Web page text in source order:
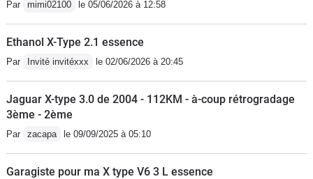
grincements de mobiliers niveau
garnitures de portes qui sont aléatoires
et qui devraient être inexistants dans
une Jaguar.Pas bcp de rangements
Pas de ventilation en partie arrière (
compartiment passagers arrières )Je
aussi et l'un avait 250 000 km et tiré
des charges en remorque et l'autre
320 000 Km alors je me dis la mienne
est à peine rodé. Attention bientôt
Collector
Par mimi02100 le 05/06/2026 à 12:58
Ethanol X-Type 2.1 essence
Par Invité invitéxxx le 02/06/2026 à 20:45
Jaguar X-type 3.0 de 2004 - 112KM - à-coup rétrogradage
3ème - 2ème
Par zacapa le 09/09/2025 à 05:10
Garagiste pour ma X type V6 3 L essence